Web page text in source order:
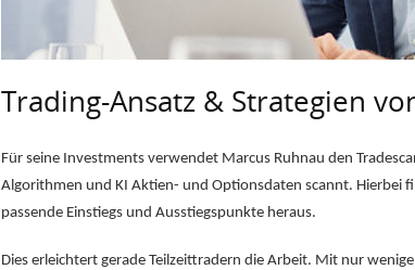
Trading-Ansatz & Strategien
Für seine Investments verwendet Marcus Ruhnau den
Algorithmen und KI Aktien- und Optionsdaten scannt. Hierbei
passende Einstiegs und Ausstiegspunkte heraus.
Dies erleichtert gerade Teilzeittradern die Arbeit. Mit nur